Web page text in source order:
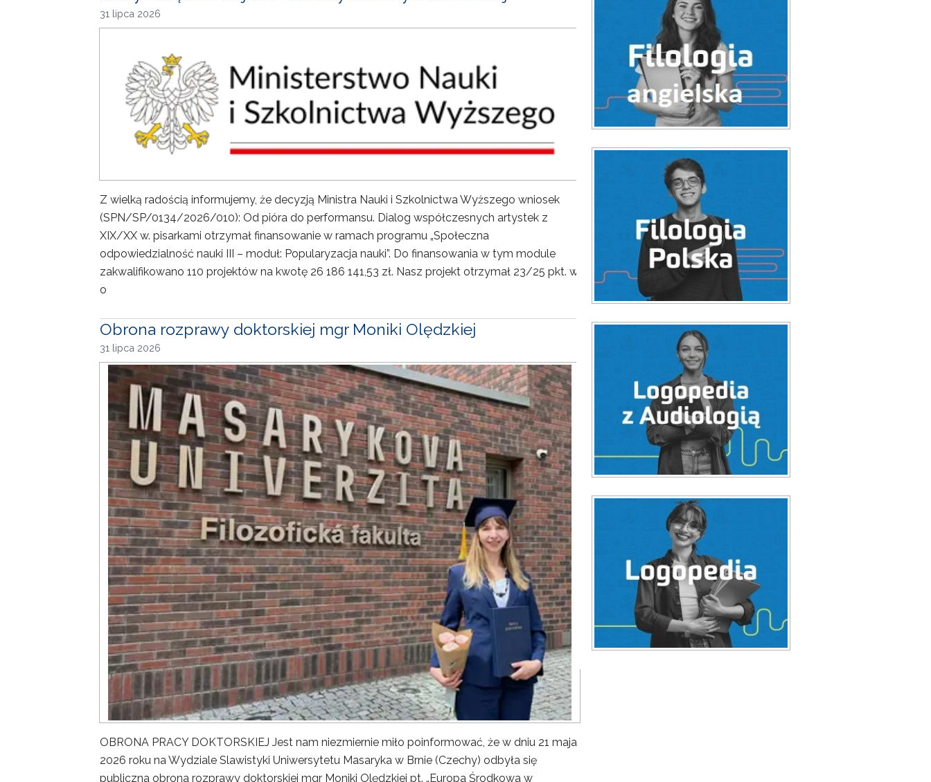
31 lipca 2026
Z wielką radością informujemy, że decyzją Ministra Nauki i Szkolnictwa Wyższego wniosek
(SPN/SP/0134/2026/010): Od pióra do performansu. Dialog współczesnych artystek z
XIX/XX w. pisarkami otrzymał finansowanie w ramach programu „Społeczna
odpowiedzialność nauki III – moduł: Popularyzacja nauki”. Do finansowania w tym module
zakwalifikowano 110 projektów na kwotę 26 186 141,53 zł. Nasz projekt otrzymał 23/25 pkt. w
o
Obrona rozprawy doktorskiej mgr Moniki Olędzkiej
31 lipca 2026
OBRONA PRACY DOKTORSKIEJ Jest nam niezmiernie miło poinformować, że w dniu 21 maja
2026 roku na Wydziale Slawistyki Uniwersytetu Masaryka w Brnie (Czechy) odbyła się
publiczna obrona rozprawy doktorskiej mgr Moniki Olędzkiej pt. „Europa Środkowa w